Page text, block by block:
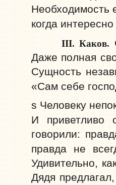
Необходимость
когда интересно
III. Каков.
Даже полная
Сущность
«Сам себе
s Человеку
И приветливо
говорили:
правда не
Удивительно,
Дядя